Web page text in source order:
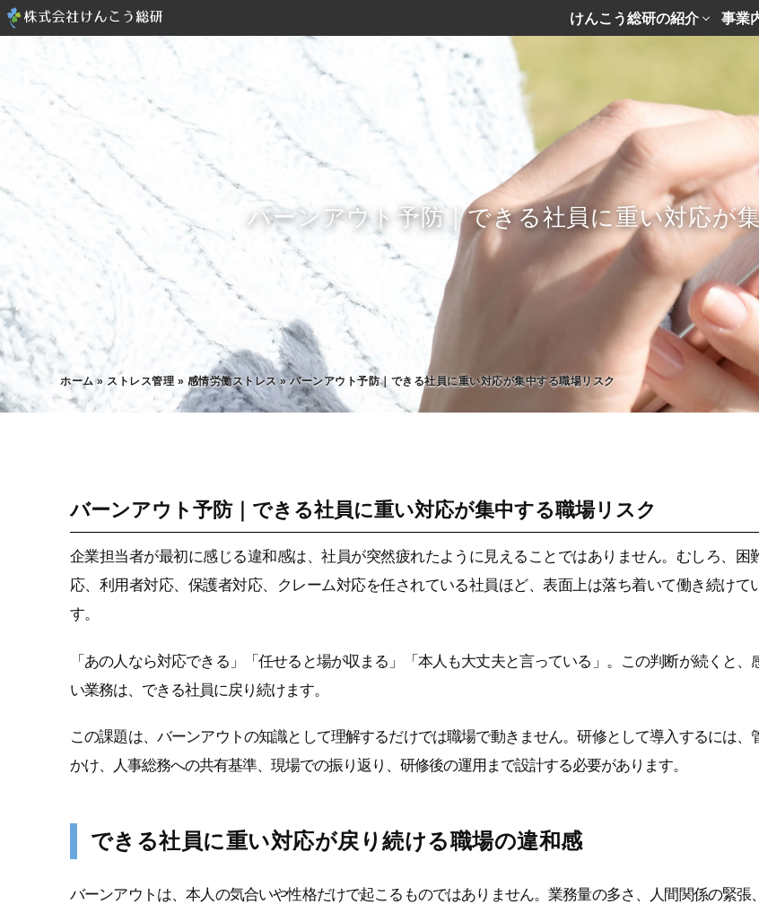
けんこう総研の紹介 事業
バーンアウト予防｜できる社員に重い対応が
ホーム» ストレス管理 » 感情労働ストレス »バーンアウト予防｜できる社員に重い対応が集中する職場リスク
バーンアウト予防｜できる社員に重い対応が集中する職場リスク
企業担当者が最初に感じる違和感は、社員が突然疲れたように見えることではありません。むしろ、困
応、利用者対応、保護者対応、クレーム対応を任されている社員ほど、表面上は落ち着いて働き続けて
す。
「あの人なら対応できる」「任せると場が収まる」「本人も大丈夫と言っている」。この判断が続くと、
い業務は、できる社員に戻り続けます。
この課題は、バーンアウトの知識として理解するだけでは職場で動きません。研修として導入するには、
かけ、人事総務への共有基準、現場での振り返り、研修後の運用まで設計する必要があります。
できる社員に重い対応が戻り続ける職場の違和感
バーンアウトは、本人の気合いや性格だけで起こるものではありません。業務量の多さ、人間関係の緊張